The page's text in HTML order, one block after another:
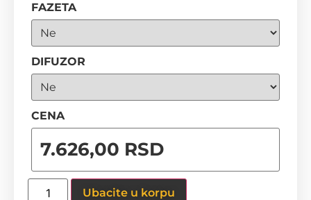
FAZETA
DIFUZOR
CENA
Ubacite u korpu